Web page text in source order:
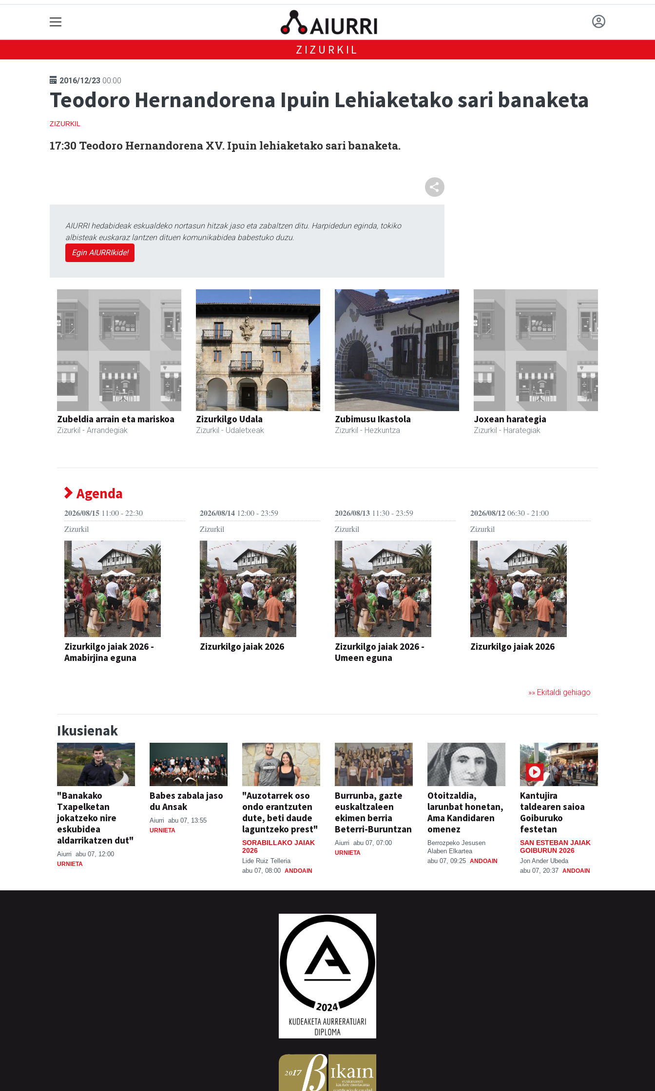
ZIZURKIL
2016/12/23 00:00
Teodoro Hernandorena Ipuin Lehiaketako sari banaketa
ZIZURKIL
17:30 Teodoro Hernandorena XV. Ipuin lehiaketako sari banaketa.
AIURRI hedabideak eskualdeko nortasun hitzak jaso eta zabaltzen ditu. Harpidedun eginda, tokiko
albisteak euskaraz lantzen dituen komunikabidea babestuko duzu.
Egin AIURRIkide!
Zubeldia arrain eta mariskoa
Zizurkil - Arrandegiak
Zizurkilgo Udala
Zizurkil - Udaletxeak
Zubimusu Ikastola
Zizurkil - Hezkuntza
Joxean harategia
Zizurkil - Harategiak
Agenda
2026/08/15 11:00 - 22:30
Zizurkil
Zizurkilgo jaiak 2026 -
Amabirjina eguna
2026/08/1412:00 - 23:59
Zizurkil
Zizurkilgo jaiak 2026
2026/08/13 11:30 - 23:59
Zizurkil
Zizurkilgo jaiak 2026 -
Umeen eguna
2026/08/1206:30 - 21:00
Zizurkil
Zizurkilgo jaiak 2026
»» Ekitaldi gehiago
Ikusienak
"Banakako
Txapelketan
jokatzeko nire
eskubidea
aldarrikatzen dut"
Aiurri abu 07, 12:00
URNIETA
Babes zabala jaso
du Ansak
Aiurri abu 07, 13:55
URNIETA
"Auzotarrek oso
ondo erantzuten
dute, beti daude
laguntzeko prest"
SORABILLAKO JAIAK
2026
Lide Ruiz Telleria
abu 07, 08:00 ANDOAIN
Burrunba, gazte
euskaltzaleen
ekimen berria
Beterri-Buruntzan
Aiurri abu 07, 07:00
URNIETA
Otoitzaldia,
larunbat honetan,
Ama Kandidaren
omenez
Berrozpeko Jesusen
Alaben Elkartea
abu 07, 09:25 ANDOAIN
Kantujira
taldearen saioa
Goiburuko
festetan
SAN ESTEBAN JAIAK
GOIBURUN 2026
Jon Ander Ubeda
abu 07, 20:37 ANDOAIN